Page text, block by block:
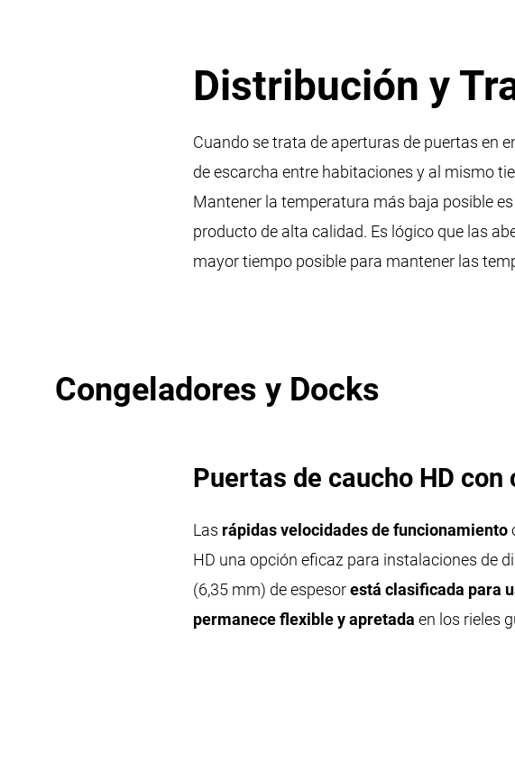
Distribución y
Cuando se trata de aperturas de puertas en
de escarcha entre habitaciones y al mismo
Mantener la temperatura más baja posible
producto de alta calidad. Es lógico que las
mayor tiempo posible para mantener las
Congeladores y Docks
Puertas de caucho HD con
Las rápidas velocidades de funcionamiento
HD una opción eficaz para instalaciones de
(6,35 mm) de espesorestá clasificada para
permanece flexible y apretada en los rieles